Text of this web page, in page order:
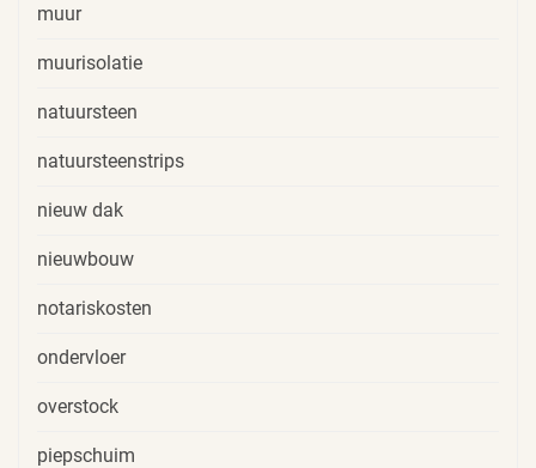
muur
muurisolatie
natuursteen
natuursteenstrips
nieuw dak
nieuwbouw
notariskosten
ondervloer
overstock
piepschuim